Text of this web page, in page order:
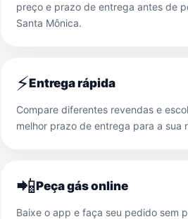
preço e prazo de entrega antes de
Santa Mônica.
⚡Entrega rápida
Compare diferentes revendas e
melhor prazo de entrega para a sua
📲Peça gás online
Baixe o app e faça seu pedido sem